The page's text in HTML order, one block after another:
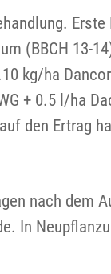
(BBCH 13-
kg/ha
+ 0.5 l/ha
den Ertrag
nach
In